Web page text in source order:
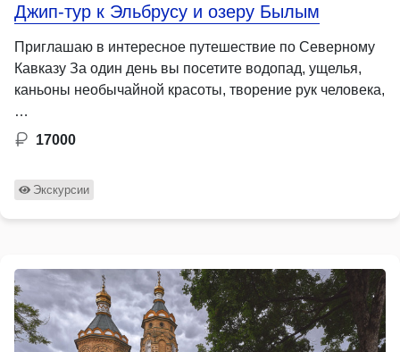
Джип-тур к Эльбрусу и озеру Былым
Приглашаю в интересное путешествие по Северному
Кавказу За один день вы посетите водопад, ущелья,
каньоны необычайной красоты, творение рук человека,
…
17000
Экскурсии